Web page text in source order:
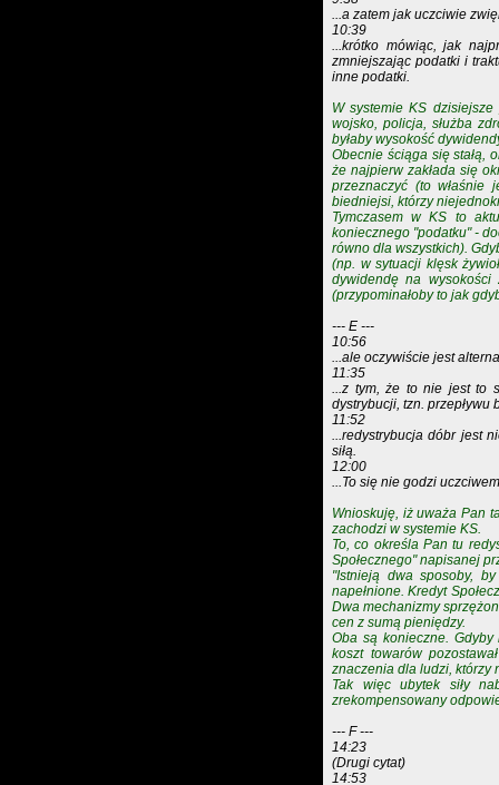
...a zatem jak uczciwie
10:39
...krótko mówiąc, jak
zmniejszając podatki i
inne podatki.
W systemie KS
wojsko, policja, służba
byłaby wysokość
Obecnie ściąga się stałą,
że najpierw zakłada się
przeznaczyć (to właśnie
biedniejsi, którzy
Tymczasem w KS to
koniecznego "podatku" -
równo dla wszystkich).
(np. w sytuacji klęsk
dywidendę na wysokości
(przypominałoby to jak
--- E ---
10:56
...ale oczywiście jest
11:35
...z tym, że to nie jest to
dystrybucji, tzn.
11:52
...redystrybucja dóbr jest
siłą.
12:00
...To się nie godzi
Wnioskuję, iż uważa Pan
zachodzi w systemie KS.
To, co określa Pan tu
Społecznego" napisanej
"Istnieją dwa sposoby,
napełnione. Kredyt
Dwa mechanizmy
cen z sumą pieniędzy.
Oba są konieczne. Gdyby
koszt towarów
znaczenia dla ludzi, którzy
Tak więc ubytek siły
zrekompensowany
--- F ---
14:23
(Drugi cytat)
14:53